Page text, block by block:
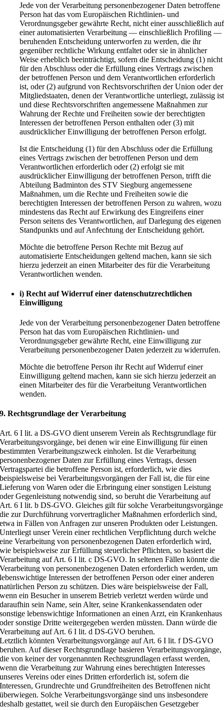
Jede von der Verarbeitung personenbezogener Daten betroffene
Person hat das vom Europäischen Richtlinien- und
Verordnungsgeber gewährte Recht, nicht einer ausschließlich auf
einer automatisierten Verarbeitung — einschließlich Profiling —
beruhenden Entscheidung unterworfen zu werden, die ihr
gegenüber rechtliche Wirkung entfaltet oder sie in ähnlicher
Weise erheblich beeinträchtigt, sofern die Entscheidung (1) nicht
für den Abschluss oder die Erfüllung eines Vertrags zwischen
der betroffenen Person und dem Verantwortlichen erforderlich
ist, oder (2) aufgrund von Rechtsvorschriften der Union oder der
Mitgliedstaaten, denen der Verantwortliche unterliegt, zulässig ist
und diese Rechtsvorschriften angemessene Maßnahmen zur
Wahrung der Rechte und Freiheiten sowie der berechtigten
Interessen der betroffenen Person enthalten oder (3) mit
ausdrücklicher Einwilligung der betroffenen Person erfolgt.
Ist die Entscheidung (1) für den Abschluss oder die Erfüllung
eines Vertrags zwischen der betroffenen Person und dem
Verantwortlichen erforderlich oder (2) erfolgt sie mit
ausdrücklicher Einwilligung der betroffenen Person, trifft die
Abteilung Badminton des STV Siegburg angemessene
Maßnahmen, um die Rechte und Freiheiten sowie die
berechtigten Interessen der betroffenen Person zu wahren, wozu
mindestens das Recht auf Erwirkung des Eingreifens einer
Person seitens des Verantwortlichen, auf Darlegung des eigenen
Standpunkts und auf Anfechtung der Entscheidung gehört.
Möchte die betroffene Person Rechte mit Bezug auf
automatisierte Entscheidungen geltend machen, kann sie sich
hierzu jederzeit an einen Mitarbeiter des für die Verarbeitung
Verantwortlichen wenden.
i) Recht auf Widerruf einer datenschutzrechtlichen
Einwilligung
Jede von der Verarbeitung personenbezogener Daten betroffene
Person hat das vom Europäischen Richtlinien- und
Verordnungsgeber gewährte Recht, eine Einwilligung zur
Verarbeitung personenbezogener Daten jederzeit zu widerrufen.
Möchte die betroffene Person ihr Recht auf Widerruf einer
Einwilligung geltend machen, kann sie sich hierzu jederzeit an
einen Mitarbeiter des für die Verarbeitung Verantwortlichen
wenden.
9. Rechtsgrundlage der Verarbeitung
Art. 6 I lit. a DS-GVO dient unserem Verein als Rechtsgrundlage für
Verarbeitungsvorgänge, bei denen wir eine Einwilligung für einen
bestimmten Verarbeitungszweck einholen. Ist die Verarbeitung
personenbezogener Daten zur Erfüllung eines Vertrags, dessen
Vertragspartei die betroffene Person ist, erforderlich, wie dies
beispielsweise bei Verarbeitungsvorgängen der Fall ist, die für eine
Lieferung von Waren oder die Erbringung einer sonstigen Leistung
oder Gegenleistung notwendig sind, so beruht die Verarbeitung auf
Art. 6 I lit. b DS-GVO. Gleiches gilt für solche Verarbeitungsvorgänge
die zur Durchführung vorvertraglicher Maßnahmen erforderlich sind,
etwa in Fällen von Anfragen zur unseren Produkten oder Leistungen.
Unterliegt unser Verein einer rechtlichen Verpflichtung durch welche
eine Verarbeitung von personenbezogenen Daten erforderlich wird,
wie beispielsweise zur Erfüllung steuerlicher Pflichten, so basiert die
Verarbeitung auf Art. 6 I lit. c DS-GVO. In seltenen Fällen könnte die
Verarbeitung von personenbezogenen Daten erforderlich werden, um
lebenswichtige Interessen der betroffenen Person oder einer anderen
natürlichen Person zu schützen. Dies wäre beispielsweise der Fall,
wenn ein Besucher in unserem Betrieb verletzt werden würde und
daraufhin sein Name, sein Alter, seine Krankenkassendaten oder
sonstige lebenswichtige Informationen an einen Arzt, ein Krankenhaus
oder sonstige Dritte weitergegeben werden müssten. Dann würde die
Verarbeitung auf Art. 6 I lit. d DS-GVO beruhen.
Letztlich könnten Verarbeitungsvorgänge auf Art. 6 I lit. f DS-GVO
beruhen. Auf dieser Rechtsgrundlage basieren Verarbeitungsvorgänge,
die von keiner der vorgenannten Rechtsgrundlagen erfasst werden,
wenn die Verarbeitung zur Wahrung eines berechtigten Interesses
unseres Vereins oder eines Dritten erforderlich ist, sofern die
Interessen, Grundrechte und Grundfreiheiten des Betroffenen nicht
überwiegen. Solche Verarbeitungsvorgänge sind uns insbesondere
deshalb gestattet, weil sie durch den Europäischen Gesetzgeber